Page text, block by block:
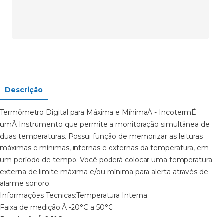
Descrição
Termômetro Digital para Máxima e MínimaÂ - IncotermÉ
umÂ Instrumento que permite a monitoração simultânea de
duas temperaturas. Possui função de memorizar as leituras
máximas e mínimas, internas e externas da temperatura, em
um período de tempo. Você poderá colocar uma temperatura
externa de limite máxima e/ou mínima para alerta através de
alarme sonoro.
Informações Tecnicas:Temperatura Interna
Faixa de medição:Â -20°C a 50°C